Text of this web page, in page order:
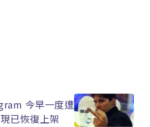
今早一度遭
已恢復上架